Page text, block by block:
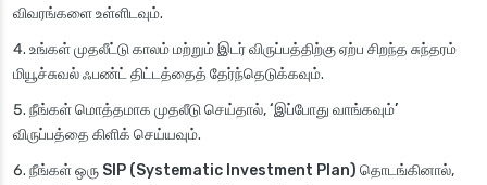
விவரங்களை உள்ளிடவும்.
உங்கள் முதலீட்டு காலம் மற்றும் இடர் விருப்பத்திற்கு ஏற்ப சிறந்த சுந்தரம்
மியூச்சுவல் ஃபண்ட்திட்டத்தைத் தேர்ந்தெடுக்கவும்.
நீங்கள் மொத்தமாக முதலீடு செய்தால்,‘இப்போது வாங்கவும்’
விருப்பத்தை கிளிக் செய்யவும்.
நீங்கள் ஒரு SIP (Systematic Investment Plan) தொடங்கினால்,